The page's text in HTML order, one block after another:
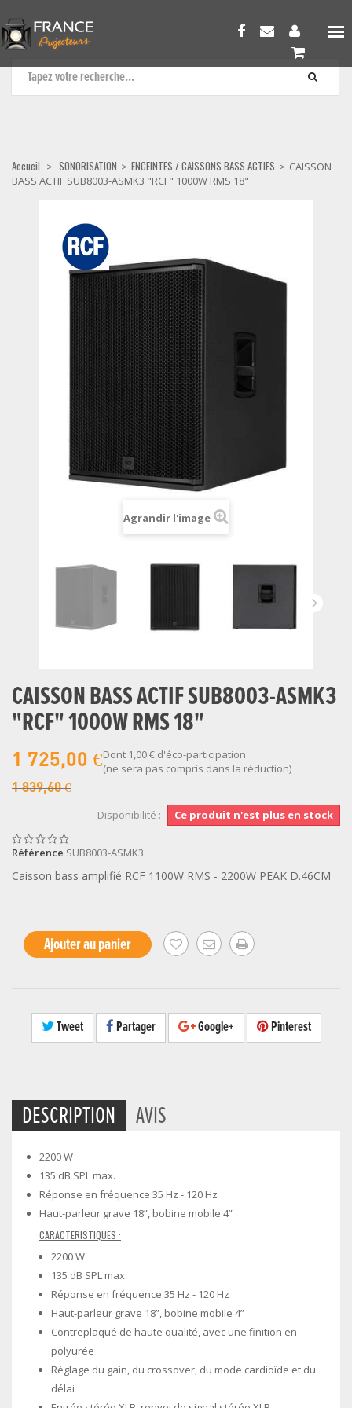
ENCEINTES / CAISSONS BASS ACTIFS
Accueil > SONORISATION > ENCEINTES / CAISSONS BASS ACTIFS > CAISSON
BASS ACTIF SUB8003-ASMK3 "RCF" 1000W RMS 18"
Agrandir l'image
CAISSON BASS ACTIF SUB8003-ASMK3
"RCF" 1000W RMS 18"
1 725,00 €
1 839,60 €
Dont 1,00 € d'éco-participation
(ne sera pas compris dans la réduction)
Disponibilité : Ce produit n'est plus en stock
Référence SUB8003-ASMK3
Caisson bass amplifié RCF 1100W RMS - 2200W PEAK D.46CM
Ajouter au panier
Tweet Partager Google+ Pinterest
DESCRIPTION AVIS
2200 W
135 dB SPL max.
Réponse en fréquence 35 Hz - 120 Hz
Haut-parleur grave 18”, bobine mobile 4”
CARACTERISTIQUES :
2200 W
135 dB SPL max.
Réponse en fréquence 35 Hz - 120 Hz
Haut-parleur grave 18”, bobine mobile 4”
Contreplaqué de haute qualité, avec une finition en
polyurée
Réglage du gain, du crossover, du mode cardioïde et du
délai